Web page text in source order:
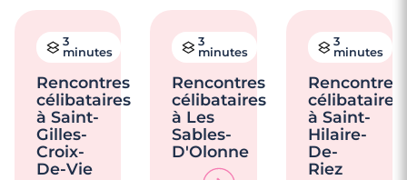
3
minutes
Rencontres
célibataires
à Saint-
Gilles-
Croix-
De-Vie
3
minutes
Rencontres
célibataires
à Les
Sables-
D'Olonne
3
minutes
Rencontres
célibataires
à Saint-
Hilaire-
De-
Riez